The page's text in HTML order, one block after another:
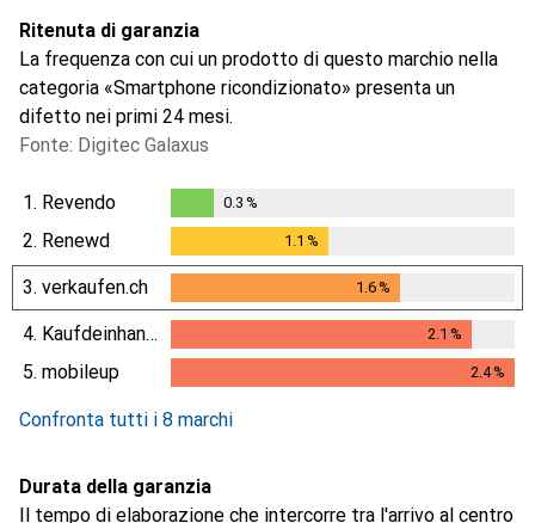
Ritenuta di garanzia
La frequenza con cui un prodotto di questo marchio nella
categoria «Smartphone ricondizionato» presenta un
difetto nei primi 24 mesi.
Fonte: Digitec Galaxus
1. Revendo
0.3%
0.3 %
2. Renewd 1.1 %
3. verkaufen.ch 1.6%
4. Kaufdeinhandy.ch 2.1 %
2.1%
5. mobileup 2.4%
Confronta tutti i 8 marchi
Durata della garanzia
Il tempo di elaborazione che intercorre tra l'arrivo al centro